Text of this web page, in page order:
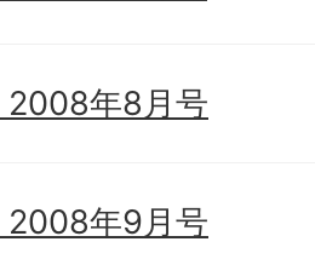
2008年8月号
2008年9月号